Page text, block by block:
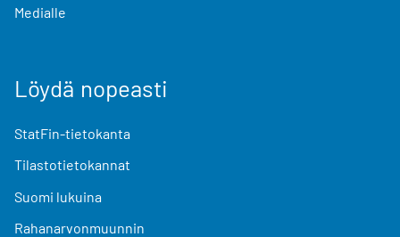
Medialle
Löydä nopeasti
StatFin-tietokanta
Tilastotietokannat
Suomi lukuina
Rahanarvonmuunnin